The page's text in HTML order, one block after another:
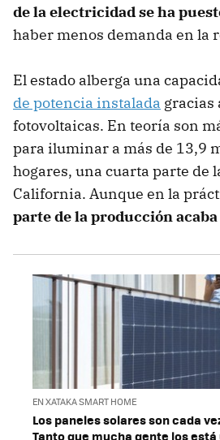
de la electricidad se ha
haber menos demanda en la
El estado alberga una
de potencia instalada gracias
fotovoltaicas. En teoría son
para iluminar a más de 13,9
hogares, una cuarta parte de
California. Aunque en la
parte de la producción
EN XATAKA SMART HOME
Los paneles solares son cada
Tanto que mucha gente los